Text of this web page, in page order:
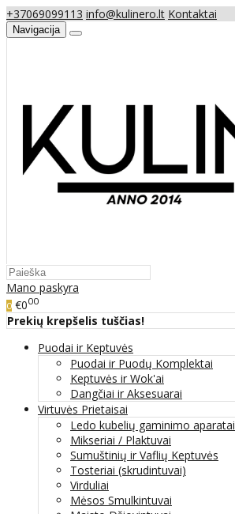
+37069099113 info@kulinero.lt Kontaktai
Navigacija
Mano paskyra
0 €000
Prekių krepšelis tuščias!
Puodai ir Keptuvės
Puodai ir Puodų Komplektai
Keptuvės ir Wok'ai
Dangčiai ir Aksesuarai
Virtuvės Prietaisai
Ledo kubelių gaminimo aparatai
Mikseriai / Plaktuvai
Sumuštinių ir Vaflių Keptuvės
Tosteriai (skrudintuvai)
Virduliai
Mėsos Smulkintuvai